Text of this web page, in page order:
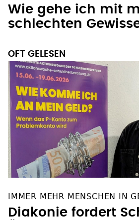
Wie gehe ich mit
schlechten
OFT GELESEN
IMMER MEHR MENSCHEN IN
Diakonie fordert